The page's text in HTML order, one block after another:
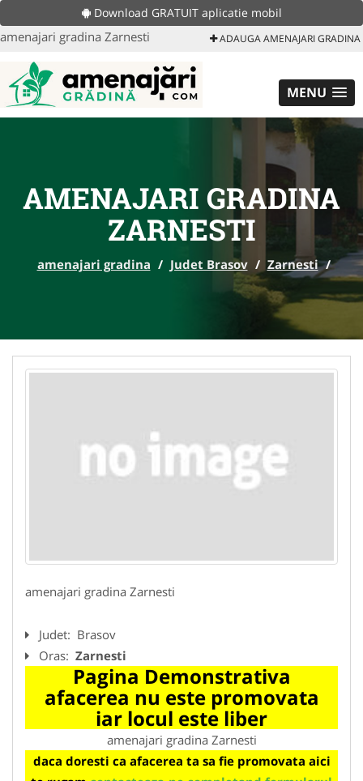
Download GRATUIT aplicatie mobil
amenajari gradina Zarnesti ADAUGA AMENAJARI GRADINA
MENU
AMENAJARI GRADINA
ZARNESTI
amenajari gradina / Judet Brasov / Zarnesti /
amenajari gradina Zarnesti
Judet: Brasov
Oras: Zarnesti
Pagina Demonstrativa
afacerea nu este promovata
iar locul este liber
amenajari gradina Zarnesti
daca doresti ca afacerea ta sa fie promovata aici